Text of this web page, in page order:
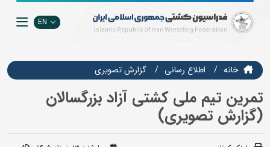
EN
خانه اطلاع رسانی گزارش تصويري
تمرین تیم ملی کشتی آزاد بزرگسالان
(گزارش تصویری)